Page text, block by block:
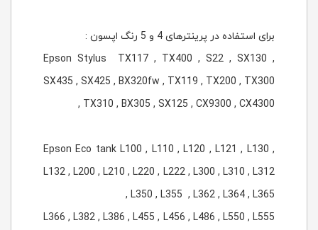
برای استفاده در پرینترهای 4 و 5 رنگ اپسون :
Epson Stylus TX117 , TX400 , S22 , SX130 ,
SX435 , SX425 , BX320fw , TX119 , TX200 , TX300
, TX310 , BX305 , SX125 , CX9300 , CX4300
Epson Eco tank L100 , L110 , L120 , L121 , L130 ,
L132 , L200 , L210 , L220 , L222 , L300 , L310 , L312
, L350 , L355 , L362 , L364 , L365
L366 , L382 , L386 , L455 , L456 , L486 , L550 , L555